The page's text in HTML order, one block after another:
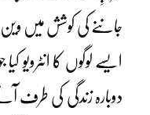
ایسے لوگوں کا
دوبارہ زندگی کی طرف